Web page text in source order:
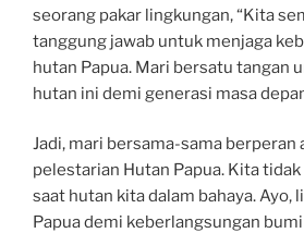
seorang pakar lingkungan, “Kita
tanggung jawab untuk menjaga
hutan Papua. Mari bersatu tangan
hutan ini demi generasi masa
Jadi, mari bersama-sama berperan
pelestarian Hutan Papua. Kita
saat hutan kita dalam bahaya. Ayo,
Papua demi keberlangsungan